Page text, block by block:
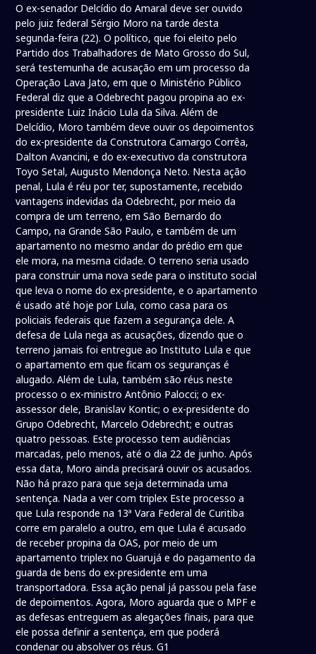
O ex-senador Delcídio do Amaral deve ser ouvido
pelo juiz federal Sérgio Moro na tarde desta
segunda-feira (22). O político, que foi eleito pelo
Partido dos Trabalhadores de Mato Grosso do Sul,
será testemunha de acusação em um processo da
Operação Lava Jato, em que o Ministério Público
Federal diz que a Odebrecht pagou propina ao ex-
presidente Luiz Inácio Lula da Silva. Além de
Delcídio, Moro também deve ouvir os depoimentos
do ex-presidente da Construtora Camargo Corrêa,
Dalton Avancini, e do ex-executivo da construtora
Toyo Setal, Augusto Mendonça Neto. Nesta ação
penal, Lula é réu por ter, supostamente, recebido
vantagens indevidas da Odebrecht, por meio da
compra de um terreno, em São Bernardo do
Campo, na Grande São Paulo, e também de um
apartamento no mesmo andar do prédio em que
ele mora, na mesma cidade. O terreno seria usado
para construir uma nova sede para o instituto social
que leva o nome do ex-presidente, e o apartamento
é usado até hoje por Lula, como casa para os
policiais federais que fazem a segurança dele. A
defesa de Lula nega as acusações, dizendo que o
terreno jamais foi entregue ao Instituto Lula e que
o apartamento em que ficam os seguranças é
alugado. Além de Lula, também são réus neste
processo o ex-ministro Antônio Palocci; o ex-
assessor dele, Branislav Kontic; o ex-presidente do
Grupo Odebrecht, Marcelo Odebrecht; e outras
quatro pessoas. Este processo tem audiências
marcadas, pelo menos, até o dia 22 de junho. Após
essa data, Moro ainda precisará ouvir os acusados.
Não há prazo para que seja determinada uma
sentença. Nada a ver com triplex Este processo a
que Lula responde na 13ª Vara Federal de Curitiba
corre em paralelo a outro, em que Lula é acusado
de receber propina da OAS, por meio de um
apartamento triplex no Guarujá e do pagamento da
guarda de bens do ex-presidente em uma
transportadora. Essa ação penal já passou pela fase
de depoimentos. Agora, Moro aguarda que o MPF e
as defesas entreguem as alegações finais, para que
ele possa definir a sentença, em que poderá
condenar ou absolver os réus. G1